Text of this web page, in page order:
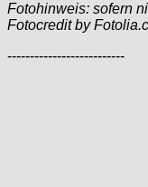
Fotohinweis: sofern
Fotocredit by
--------------------------